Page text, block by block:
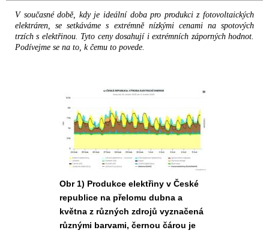
V současné době, kdy je ideální doba pro produkci z fotovoltaických
elektráren, se setkáváme s extrémně nízkými cenami na spotových
trzích s elektřinou. Tyto ceny dosahují i extrémních záporných hodnot.
Podívejme se na to, k čemu to povede.
Obr 1) Produkce elektřiny v České
republice na přelomu dubna a
května z různých zdrojů vyznačená
různými barvami, černou čárou je